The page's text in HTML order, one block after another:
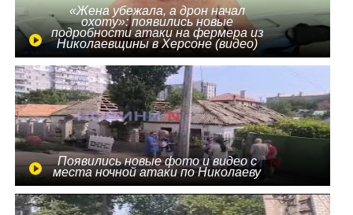
«Жена убежала, а дрон начал
охоту»: появились новые
подробности атаки на фермера из
Николаевщины в Херсоне (видео)
Появились новые фото и видео с
места ночной атаки по Николаеву